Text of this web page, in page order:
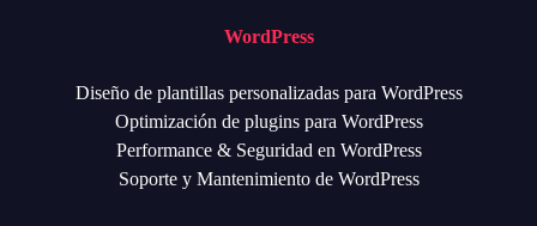
WordPress
Diseño de plantillas personalizadas para WordPress
Optimización de plugins para WordPress
Performance & Seguridad en WordPress
Soporte y Mantenimiento de WordPress